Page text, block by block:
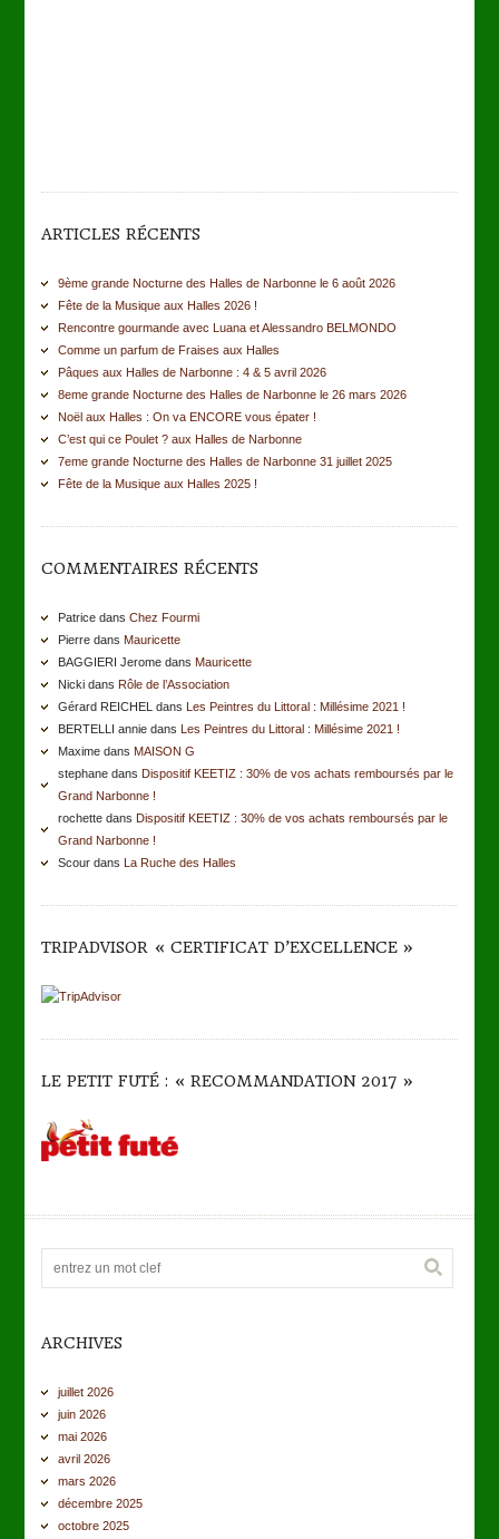
ARTICLES RÉCENTS
9ème grande Nocturne des Halles de Narbonne le 6 août 2026
Fête de la Musique aux Halles 2026 !
Rencontre gourmande avec Luana et Alessandro BELMONDO
Comme un parfum de Fraises aux Halles
Pâques aux Halles de Narbonne : 4 & 5 avril 2026
8eme grande Nocturne des Halles de Narbonne le 26 mars 2026
Noël aux Halles : On va ENCORE vous épater !
C’est qui ce Poulet ? aux Halles de Narbonne
7eme grande Nocturne des Halles de Narbonne 31 juillet 2025
Fête de la Musique aux Halles 2025 !
COMMENTAIRES RÉCENTS
Patrice dansChez Fourmi
Pierre dans Mauricette
BAGGIERI Jerome dans Mauricette
Nicki dans Rôle de l’Association
Gérard REICHEL dans Les Peintres du Littoral : Millésime 2021 !
BERTELLI annie dans Les Peintres du Littoral : Millésime 2021 !
Maxime dans MAISON G
stephane dans Dispositif KEETIZ : 30% de vos achats remboursés par le
Grand Narbonne !
rochette dans Dispositif KEETIZ : 30% de vos achats remboursés par le
Grand Narbonne !
Scour dans La Ruche des Halles
TRIPADVISOR « CERTIFICAT D’EXCELLENCE »
LE PETIT FUTÉ : « RECOMMANDATION 2017 »
ARCHIVES
juillet 2026
juin 2026
mai 2026
avril 2026
mars 2026
décembre 2025
octobre 2025